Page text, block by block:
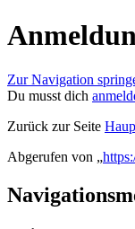
Zur Navigation
Du musst dich
Zurück zur Seite
Abgerufen von „